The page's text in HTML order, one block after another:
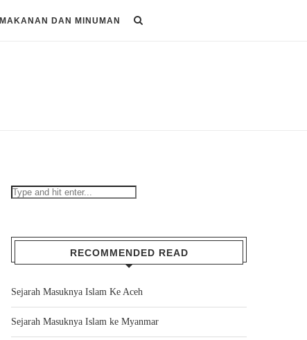
MAKANAN DAN MINUMAN
RECOMMENDED READ
Sejarah Masuknya Islam Ke Aceh
Sejarah Masuknya Islam ke Myanmar